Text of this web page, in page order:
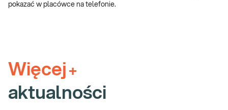
pokazać w placówce na telefonie.
Więcej +
aktualności